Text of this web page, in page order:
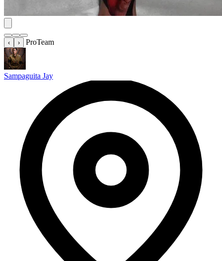
‹ › ProTeam
Sampaguita Jay